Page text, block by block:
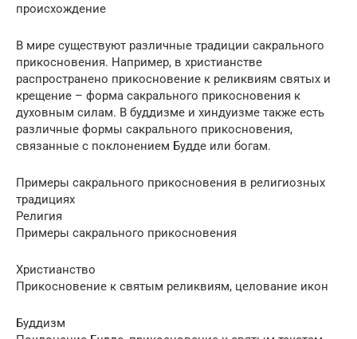
происхождение
В мире существуют различные традиции сакрального
прикосновения. Например, в христианстве
распространено прикосновение к реликвиям святых и
крещение – форма сакрального прикосновения к
духовным силам. В буддизме и хиндуизме также есть
различные формы сакрального прикосновения,
связанные с поклонением Будде или богам.
Примеры сакрального прикосновения в религиозных
традициях
Религия
Примеры сакрального прикосновения
Христианство
Прикосновение к святым реликвиям, целование икон
Буддизм